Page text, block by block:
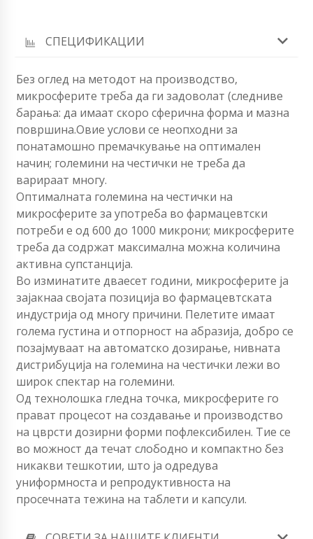
СПЕЦИФИКАЦИИ
Без оглед на методот на производство,
микросферите треба да ги задоволат (следниве
барања: да имаат скоро сферична форма и мазна
површина.Овие услови се неопходни за
понатамошно премачкување на оптимален
начин; големини на честички не треба да
варираат многу.
Оптималната големина на честички на
микросферите за употреба во фармацевтски
потреби е од 600 до 1000 микрони; микросферите
треба да содржат максимална можна количина
активна супстанција.
Во изминатите дваесет години, микросферите ја
зајакнаа својата позиција во фармацевтската
индустрија од многу причини. Пелетите имаат
голема густина и отпорност на абразија, добро се
позајмуваат на автоматско дозирање, нивната
дистрибуција на големина на честички лежи во
широк спектар на големини.
Од технолошка гледна точка, микросферите го
прават процесот на создавање и производство
на цврсти дозирни форми пофлексибилен. Тие се
во можност да течат слободно и компактно без
никакви тешкотии, што ја одредува
униформноста и репродуктивноста на
просечната тежина на таблети и капсули.